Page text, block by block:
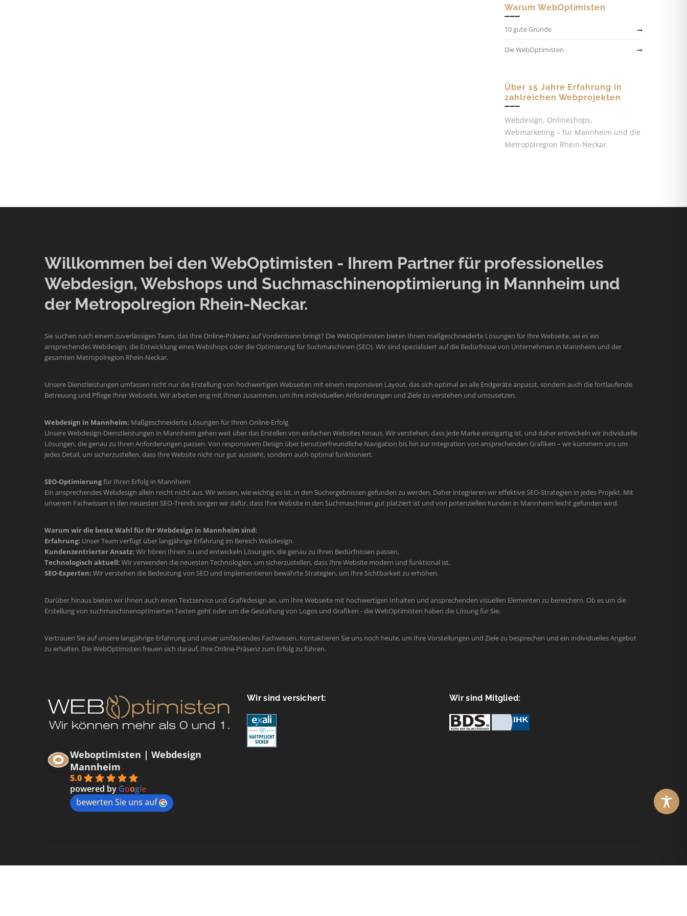
Warum WebOptimisten
10 gute Gründe
Die WebOptimisten
Über 15 Jahre Erfahrung in
zahlreichen Webprojekten
Webdesign, Onlineshops,
Webmarketing – für Mannheim und die
Metropolregion Rhein-Neckar.
Willkommen bei den WebOptimisten - Ihrem Partner für professionelles
Webdesign, Webshops und Suchmaschinenoptimierung in Mannheim und
der Metropolregion Rhein-Neckar.
Sie suchen nach einem zuverlässigen Team, das Ihre Online-Präsenz auf Vordermann bringt? Die WebOptimisten bieten Ihnen maßgeschneiderte Lösungen für Ihre Webseite, sei es ein
ansprechendes Webdesign, die Entwicklung eines Webshops oder die Optimierung für Suchmaschinen (SEO). Wir sind spezialisiert auf die Bedürfnisse von Unternehmen in Mannheim und der
gesamten Metropolregion Rhein-Neckar.
Unsere Dienstleistungen umfassen nicht nur die Erstellung von hochwertigen Webseiten mit einem responsiven Layout, das sich optimal an alle Endgeräte anpasst, sondern auch die fortlaufende
Betreuung und Pflege Ihrer Webseite. Wir arbeiten eng mit Ihnen zusammen, um Ihre individuellen Anforderungen und Ziele zu verstehen und umzusetzen.
Webdesign in Mannheim: Maßgeschneiderte Lösungen für Ihren Online-Erfolg
Unsere Webdesign-Dienstleistungen in Mannheim gehen weit über das Erstellen von einfachen Websites hinaus. Wir verstehen, dass jede Marke einzigartig ist, und daher entwickeln wir individuelle
Lösungen, die genau zu Ihren Anforderungen passen. Von responsivem Design über benutzerfreundliche Navigation bis hin zur Integration von ansprechenden Grafiken – wir kümmern uns um
jedes Detail, um sicherzustellen, dass Ihre Website nicht nur gut aussieht, sondern auch optimal funktioniert.
SEO-Optimierungfür Ihren Erfolg in Mannheim
Ein ansprechendes Webdesign allein reicht nicht aus. Wir wissen, wie wichtig es ist, in den Suchergebnissen gefunden zu werden. Daher integrieren wir effektive SEO-Strategien in jedes Projekt. Mit
unserem Fachwissen in den neuesten SEO-Trends sorgen wir dafür, dass Ihre Website in den Suchmaschinen gut platziert ist und von potenziellen Kunden in Mannheim leicht gefunden wird.
Warum wir die beste Wahl für Ihr Webdesign in Mannheim sind:
Erfahrung: Unser Team verfügt über langjährige Erfahrung im Bereich Webdesign.
Kundenzentrierter Ansatz: Wir hören Ihnen zu und entwickeln Lösungen, die genau zu Ihren Bedürfnissen passen.
Technologisch aktuell: Wir verwenden die neuesten Technologien, um sicherzustellen, dass Ihre Website modern und funktional ist.
SEO-Experten: Wir verstehen die Bedeutung von SEO und implementieren bewährte Strategien, um Ihre Sichtbarkeit zu erhöhen.
Darüber hinaus bieten wir Ihnen auch einen Textservice und Grafikdesign an, um Ihre Webseite mit hochwertigen Inhalten und ansprechenden visuellen Elementen zu bereichern. Ob es um die
Erstellung von suchmaschinenoptimierten Texten geht oder um die Gestaltung von Logos und Grafiken - die WebOptimisten haben die Lösung für Sie.
Vertrauen Sie auf unsere langjährige Erfahrung und unser umfassendes Fachwissen. Kontaktieren Sie uns noch heute, um Ihre Vorstellungen und Ziele zu besprechen und ein individuelles Angebot
zu erhalten. Die WebOptimisten freuen sich darauf, Ihre Online-Präsenz zum Erfolg zu führen.
Weboptimisten | Webdesign
Mannheim
5.0
powered by Google
bewerten Sie uns auf
Wir sind versichert: Wir sind Mitglied: